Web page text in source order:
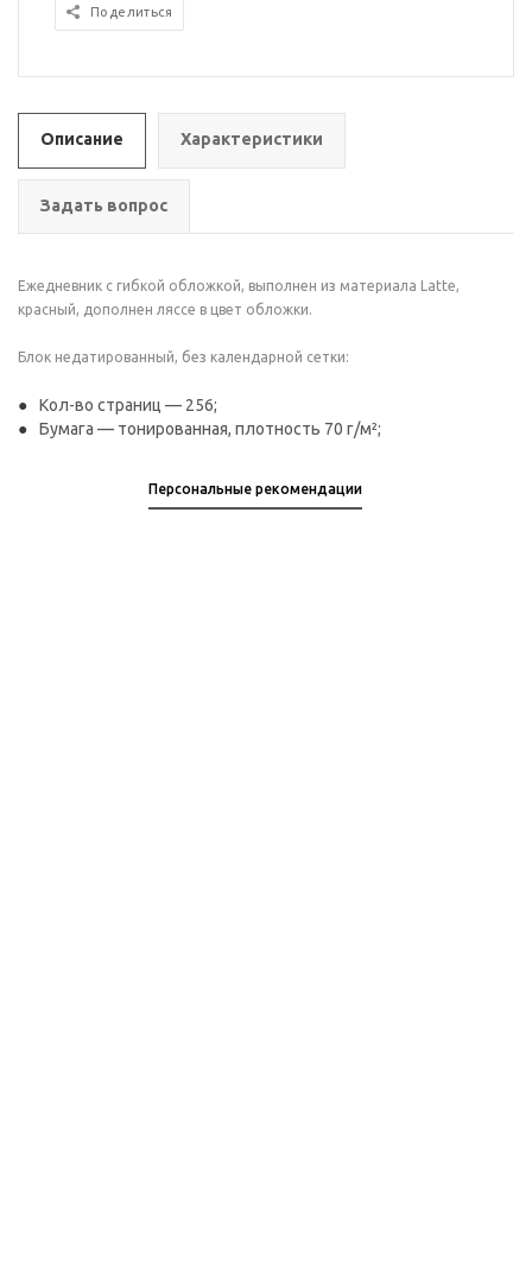
Поделиться
Описание Характеристики
Задать вопрос
Ежедневник с гибкой обложкой, выполнен из материала Latte,
красный, дополнен ляссе в цвет обложки.
Блок недатированный, без календарной сетки:
Кол-во страниц — 256;
Бумага — тонированная, плотность 70 г/м²;
Персональные рекомендации